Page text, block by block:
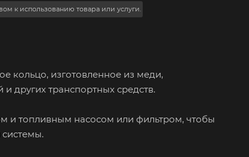
к использованию товара или услуги.
кольцо, изготовленное из меди,
других транспортных средств.
и топливным насосом или фильтром, чтобы
системы.